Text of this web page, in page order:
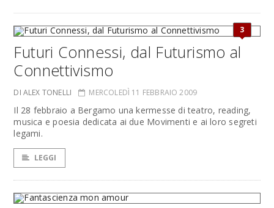
3
Futuri Connessi, dal Futurismo al
Connettivismo
DI ALEX TONELLI MERCOLEDÌ 11 FEBBRAIO 2009
Il 28 febbraio a Bergamo una kermesse di teatro, reading,
musica e poesia dedicata ai due Movimenti e ai loro segreti
legami.
LEGGI